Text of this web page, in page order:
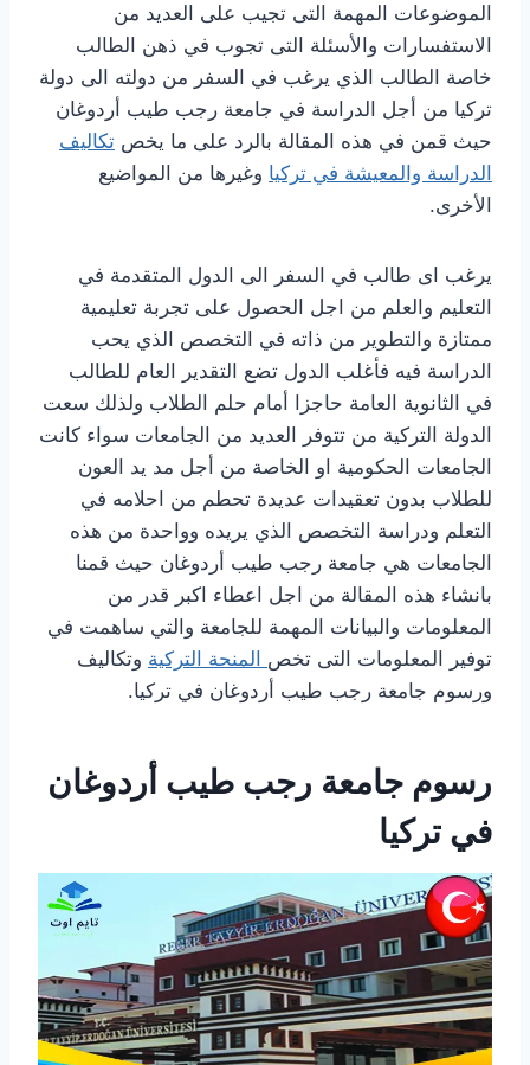
الموضوعات المهمة التى تجيب على العديد من
الاستفسارات والأسئلة التى تجوب في ذهن الطالب
خاصة الطالب الذي يرغب في السفر من دولته الى دولة
تركيا من أجل الدراسة في جامعة رجب طيب أردوغان
حيث قمن في هذه المقالة بالرد على ما يخص تكاليف
الدراسة والمعيشة في تركيا وغيرها من المواضيع
الأخرى.
يرغب اى طالب في السفر الى الدول المتقدمة في
التعليم والعلم من اجل الحصول على تجربة تعليمية
ممتازة والتطوير من ذاته في التخصص الذي يحب
الدراسة فيه فأغلب الدول تضع التقدير العام للطالب
في الثانوية العامة حاجزا أمام حلم الطلاب ولذلك سعت
الدولة التركية من تتوفر العديد من الجامعات سواء كانت
الجامعات الحكومية او الخاصة من أجل مد يد العون
للطلاب بدون تعقيدات عديدة تحطم من احلامه في
التعلم ودراسة التخصص الذي يريده وواحدة من هذه
الجامعات هي جامعة رجب طيب أردوغان حيث قمنا
بانشاء هذه المقالة من اجل اعطاء اكبر قدر من
المعلومات والبيانات المهمة للجامعة والتي ساهمت في
توفير المعلومات التى تخص المنحة التركية وتكاليف
ورسوم جامعة رجب طيب أردوغان في تركيا.
رسوم جامعة رجب طيب أردوغان
في تركيا